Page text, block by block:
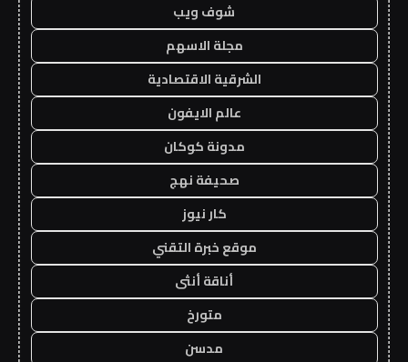
شوف ويب
مجلة الاسهم
الشرقية الاقتصادية
عالم الايفون
مدونة كوكان
صحيفة نهج
كار نيوز
موقع خبرة التقني
أناقة أنثى
متورخ
مدسن